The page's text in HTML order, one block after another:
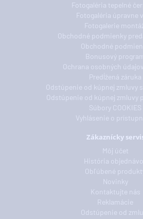
Fotogaléria tepelné
Fotogaléria úpravne
Fotogalerie
Obchodné podmienky
Obchodné
Bonusový program
Ochrana osobných údajov
Predĺžená záruka
Odstúpenie od kúpnej zmluvy
Odstúpenie od kúpnej zmluvy
Súbory COOKIES
Vyhlásenie o
Zákaznícky
Môj účet
História
Obľúbené
Novinky
Kontaktujte nás
Reklamácie
Odstúpenie od